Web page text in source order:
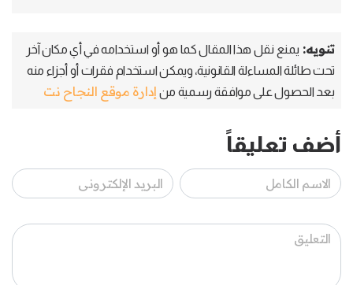
تنويه: يمنع نقل هذا المقال كما هو أو استخدامه في أي مكان آخر
تحت طائلة المساءلة القانونية، ويمكن استخدام فقرات أو أجزاء منه
بعد الحصول على موافقة رسمية من إدارة موقع النجاح نت
أضف تعليقاً